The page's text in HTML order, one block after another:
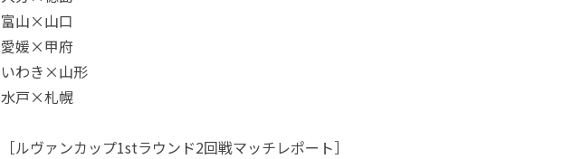
富山×山口
愛媛×甲府
いわき×山形
水戸×札幌
［ルヴァンカップ1stラウンド2回戦マッチレポート］